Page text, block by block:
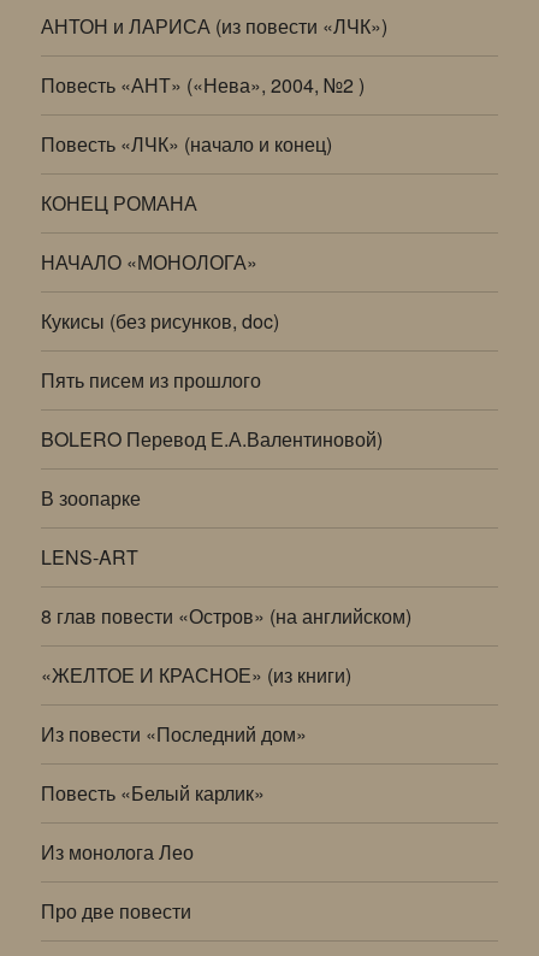
АНТОН и ЛАРИСА (из повести «ЛЧК»)
Повесть «АНТ» («Нева», 2004, №2 )
Повесть «ЛЧК» (начало и конец)
КОНЕЦ РОМАНА
НАЧАЛО «МОНОЛОГА»
Кукисы (без рисунков, doc)
Пять писем из прошлого
BOLERO Перевод Е.А.Валентиновой)
В зоопарке
LENS-ART
8 глав повести «Остров» (на английском)
«ЖЕЛТОЕ И КРАСНОЕ» (из книги)
Из повести «Последний дом»
Повесть «Белый карлик»
Из монолога Лео
Про две повести